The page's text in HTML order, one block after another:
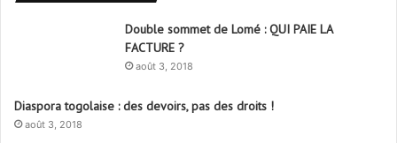
Double sommet de Lomé : QUI PAIE LA
FACTURE ?
août 3, 2018
août 3, 2018